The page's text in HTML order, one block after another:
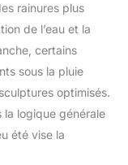
rainures plus
de l’eau et la
certains
sous la pluie
optimisés.
logique générale
été vise la